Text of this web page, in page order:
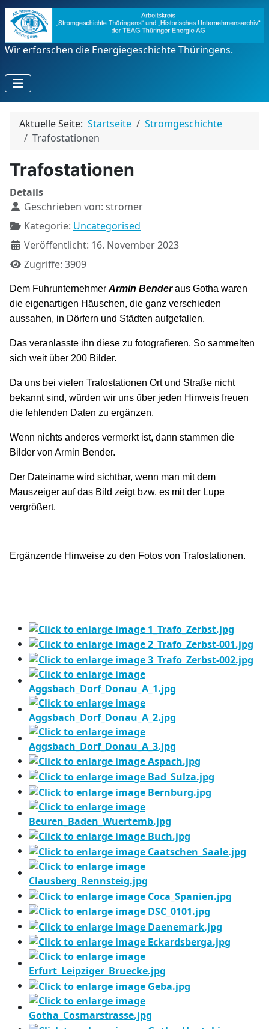
Wir erforschen die Energiegeschichte Thüringens.
Aktuelle Seite: Startseite
Stromgeschichte
Trafostationen
Trafostationen
Details
Geschrieben von: stromer
Kategorie: Uncategorised
Veröffentlicht: 16. November 2023
Zugriffe: 3909
Dem Fuhrunternehmer Armin Benderaus Gotha waren
die eigenartigen Häuschen, die ganz verschieden
aussahen, in Dörfern und Städten aufgefallen.
Das veranlasste ihn diese zu fotografieren. So sammelten
sich weit über 200 Bilder.
Da uns bei vielen Trafostationen Ort und Straße nicht
bekannt sind, würden wir uns über jeden Hinweis freuen
die fehlenden Daten zu ergänzen.
Wenn nichts anderes vermerkt ist, dann stammen die
Bilder von Armin Bender.
Der Dateiname wird sichtbar, wenn man mit dem
Mauszeiger auf das Bild zeigt bzw. es mit der Lupe
vergrößert.
Ergänzende Hinweise zu den Fotos von Trafostationen.